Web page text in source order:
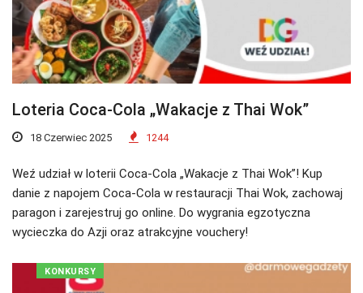
Loteria Coca-Cola „Wakacje z Thai Wok”
18 Czerwiec 2025 1244
Weź udział w loterii Coca-Cola „Wakacje z Thai Wok”! Kup
danie z napojem Coca-Cola w restauracji Thai Wok, zachowaj
paragon i zarejestruj go online. Do wygrania egzotyczna
wycieczka do Azji oraz atrakcyjne vouchery!
KONKURSY